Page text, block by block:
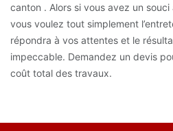
canton . Alors si vous avez un
vous voulez tout simplement
répondra à vos attentes et le
impeccable. Demandez un devis
coût total des travaux.